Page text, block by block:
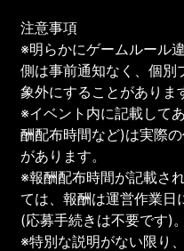
注意事項
※明らかにゲームルール
側は事前通知なく、個別
象外にすることがありま
※イベント内に記載して
酬配布時間など)は実際
があります。
※報酬配布時間が記載さ
ては、報酬は運営作業日
(応募手続きは不要です)。
※特別な説明がない限り